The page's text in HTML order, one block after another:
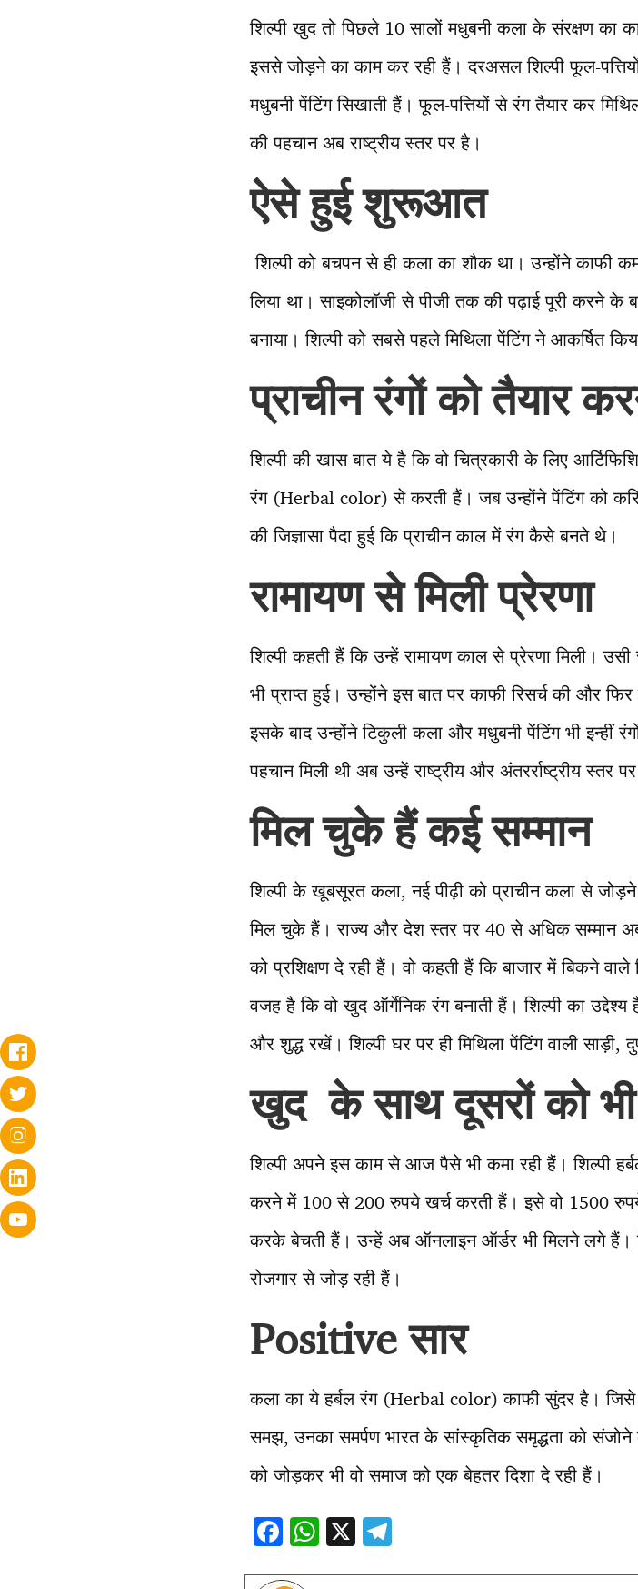
शिल्पी खुद तो पिछले 10 सालों मधुबनी कला के संरक्षण का
इससे जोड़ने का काम कर रही हैं। दरअसल शिल्पी फूल-
मधुबनी पेंटिंग सिखाती हैं। फूल-पत्तियों से रंग तैयार कर
की पहचान अब राष्ट्रीय स्तर पर है।
ऐसे हुई शुरूआत
शिल्पी को बचपन से ही कला का शौक था। उन्होंने काफी
लिया था। साइकोलॉजी से पीजी तक की पढ़ाई पूरी करने
बनाया। शिल्पी को सबसे पहले मिथिला पेंटिंग ने आकर्षित
प्राचीन रंगों को तैयार
शिल्पी की खास बात ये है कि वो चित्रकारी के लिए
रंग (Herbal color) से करती हैं। जब उन्होंने पेंटिंग को
की जिज्ञासा पैदा हुई कि प्राचीन काल में रंग कैसे बनते थे।
रामायण से मिली प्रेरणा
शिल्पी कहती हैं कि उन्हें रामायण काल से प्रेरणा मिली।
भी प्राप्त हुई। उन्होंने इस बात पर काफी रिसर्च की और
इसके बाद उन्होंने टिकुली कला और मधुबनी पेंटिंग भी इन्हीं
पहचान मिली थी अब उन्हें राष्ट्रीय और अंतरर्राष्ट्रीय स्तर
मिल चुके हैं कई सम्मान
शिल्पी के खूबसूरत कला, नई पीढ़ी को प्राचीन कला से
मिल चुके हैं। राज्य और देश स्तर पर 40 से अधिक सम्मान
को प्रशिक्षण दे रही हैं। वो कहती हैं कि बाजार में बिकने
वजह है कि वो खुद ऑर्गेनिक रंग बनाती हैं। शिल्पी का उद्देश्य
और शुद्ध रखें। शिल्पी घर पर ही मिथिला पेंटिंग वाली साड़ी,
खुद के साथ दूसरों को भी
शिल्पी अपने इस काम से आज पैसे भी कमा रही हैं। शिल्पी
करने में 100 से 200 रुपये खर्च करती हैं। इसे वो 1500
करके बेचती हैं। उन्हें अब ऑनलाइन ऑर्डर भी मिलने लगे हैं।
रोजगार से जोड़ रही हैं।
Positive सार
कला का ये हर्बल रंग (Herbal color) काफी सुंदर है।
समझ, उनका समर्पण भारत के सांस्कृतिक समृद्धता को
को जोड़कर भी वो समाज को एक बेहतर दिशा दे रही हैं।
F W X T